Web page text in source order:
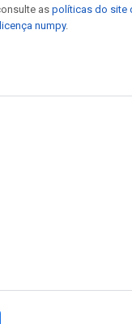
aspolíticas do site
licença numpy.